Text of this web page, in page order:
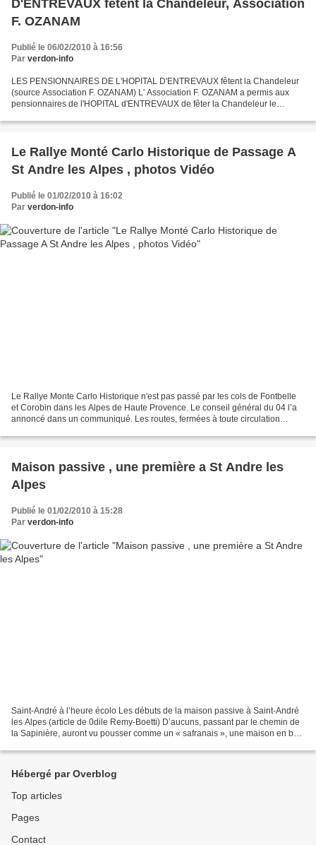
D'ENTREVAUX fêtent la Chandeleur, Association
F. OZANAM
Publié le 06/02/2010 à 16:56
Par verdon-info
LES PENSIONNAIRES DE L'HOPITAL D'ENTREVAUX fêtent la Chandeleur
(source Association F. OZANAM) L' Association F. OZANAM a permis aux
pensionnaires de l'HOPITAL d'ENTREVAUX de fêter la Chandeleur le
Le Rallye Monté Carlo Historique de Passage A
St Andre les Alpes , photos Vidéo
Publié le 01/02/2010 à 16:02
Par verdon-info
Le Rallye Monte Carlo Historique n'est pas passé par les cols de Fontbelle
et Corobin dans les Alpes de Haute Provence. Le conseil général du 04 l’a
annoncé dans un communiqué. Les routes, fermées à toute circulation
Maison passive , une première a St Andre les
Alpes
Publié le 01/02/2010 à 15:28
Par verdon-info
Saint-André à l’heure écolo Les débuts de la maison passive à Saint-André
les Alpes (article de 0dile Remy-Boetti) D’aucuns, passant par le chemin de
la Sapinière, auront vu pousser comme un « safranais », une maison en bois
Hébergé par Overblog
Top articles
Pages
Contact